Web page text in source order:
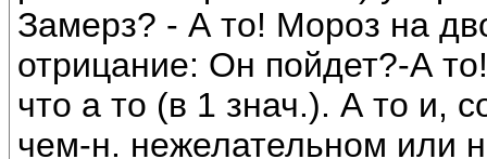
Замерз? - А то! Мороз на
отрицание: Он пойдет?-А
что а то (в 1 знач.). А то и,
чем-н. нежелательном или